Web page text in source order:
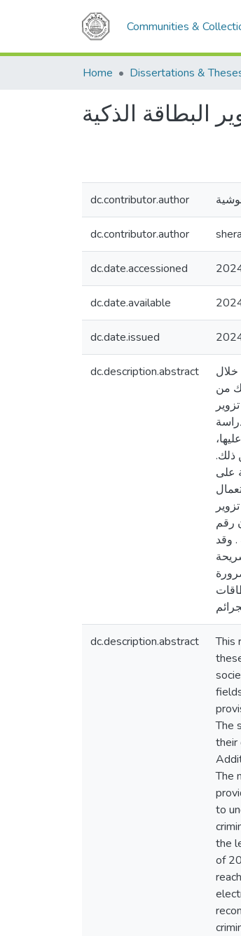
Communities &
Home
البطاقة الذكية
dc.contributor.author
dc.contributor.author
dc.date.accessioned
dc.date.available
dc.date.issued
dc.description.abstract
من
الدراسة
ذلك.
على
رقم
. وقد
dc.description.abstract
This
The
their
The
to
the
of